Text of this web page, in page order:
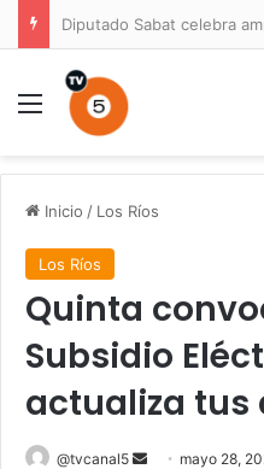
Menú
Inicio / Los Ríos
Los Ríos
Quinta
Subsidio
actualiza tus
@tvcanal5
Send mayo 28,